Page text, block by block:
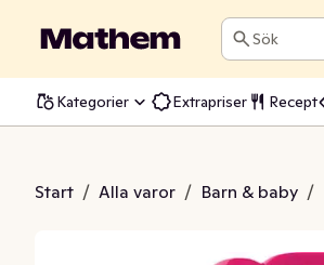
Sök
Kategorier Extrapriser Recept
Start / Alla varor / Barn & baby /
& Hallon 6M EKO